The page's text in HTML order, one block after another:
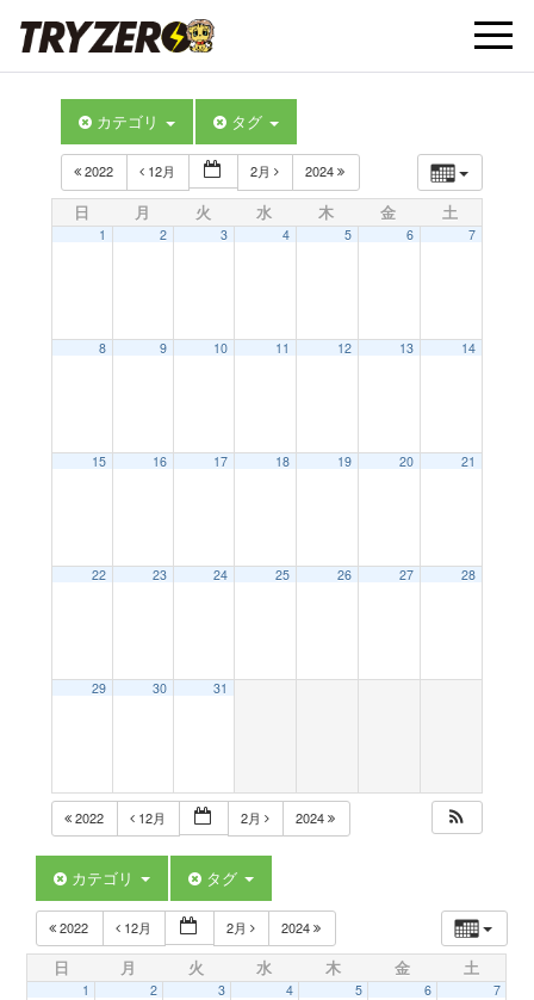
t
t
i
カテゴリ タグ
2022 12月 2月 2024
日 月 火 水 木 金 土
1 2 3 4 5 6 7
8 9 10 11 12 13 14
15 16 17 18 19 20 21
22 23 24 25 26 27 28
29 30 31
2022 12月 2月 2024
カテゴリ タグ
2022 12月 2月 2024
日 月 火 水 木 金 土
1 2 3 4 5 6 7